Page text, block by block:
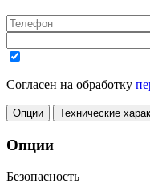
Согласен на обработку
Опции Технические
Опции
Безопасность